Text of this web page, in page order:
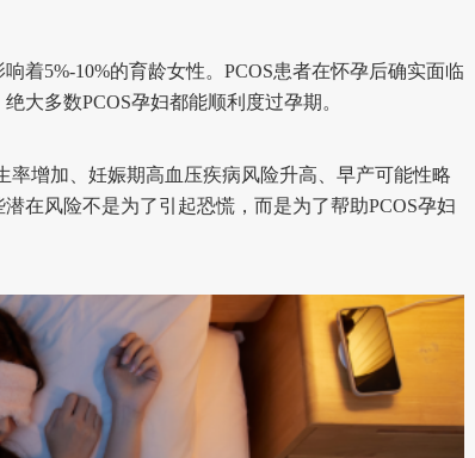
5%-10%的育龄女性。PCOS患者在怀孕后确实面临
大多数PCOS孕妇都能顺利度过孕期。
增加、妊娠期高血压疾病风险升高、早产可能性略
在风险不是为了引起恐慌，而是为了帮助PCOS孕妇